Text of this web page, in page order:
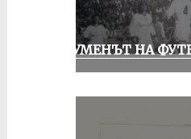
ШОУМЕНЪТ НА